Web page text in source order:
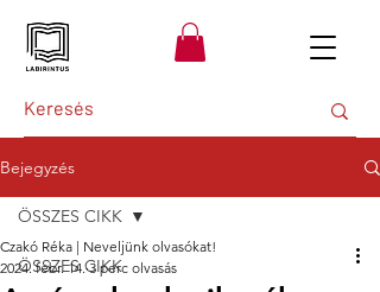
Bejegyzés
ÖSSZES CIKK
ÖSSZES CIKK
Czakó Réka | Neveljünk olvasókat!
2024. febr. 14. 3 perc olvasás